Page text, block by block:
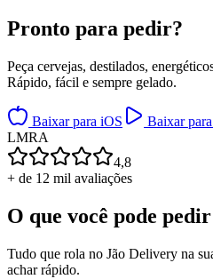
Pronto para pedir?
Peça cervejas, destilados,
Rápido, fácil e sempre gelado.
Baixar para iOS
Baixar
LMRA
4,8
+ de 12 mil avaliações
O que você pode
Tudo que rola no Jão Delivery na
achar rápido.